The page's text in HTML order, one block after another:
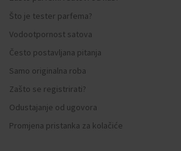
Što je tester parfema?
Vodootpornost satova
Često postavljana pitanja
Samo originalna roba
Zašto se registrirati?
Odustajanje od ugovora
Promjena pristanka za kolačiće